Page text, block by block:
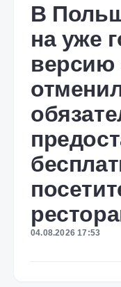
В
на уже
версию
04.08.2026 17:53